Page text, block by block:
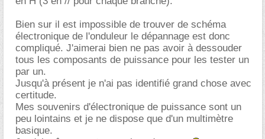
Bien sur il est impossible de trouver de schéma
électronique de l'onduleur le dépannage est donc
compliqué. J'aimerai bien ne pas avoir à dessouder
tous les composants de puissance pour les tester un
par un.
Jusqu'à présent je n'ai pas identifié grand chose avec
certitude.
Mes souvenirs d'électronique de puissance sont un
peu lointains et je ne dispose que d'un multimètre
basique.